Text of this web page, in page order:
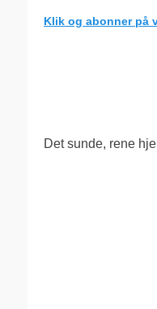
Klik og abonner på
Det sunde, rene